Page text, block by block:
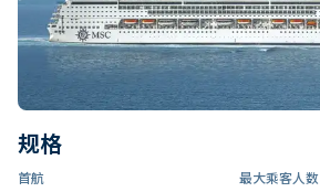
规格
首航 最大乘客人数